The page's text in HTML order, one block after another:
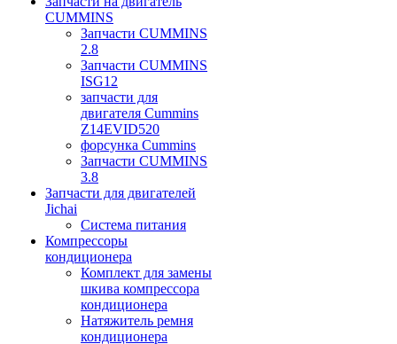
CUMMINS
Запчасти CUMMINS
2.8
Запчасти CUMMINS
ISG12
запчасти для
двигателя Cummins
Z14EVID520
форсунка Cummins
Запчасти CUMMINS
3.8
Запчасти для двигателей
Jichai
Система питания
Компрессоры
кондиционера
Комплект для замены
шкива компрессора
кондиционера
Натяжитель ремня
кондиционера